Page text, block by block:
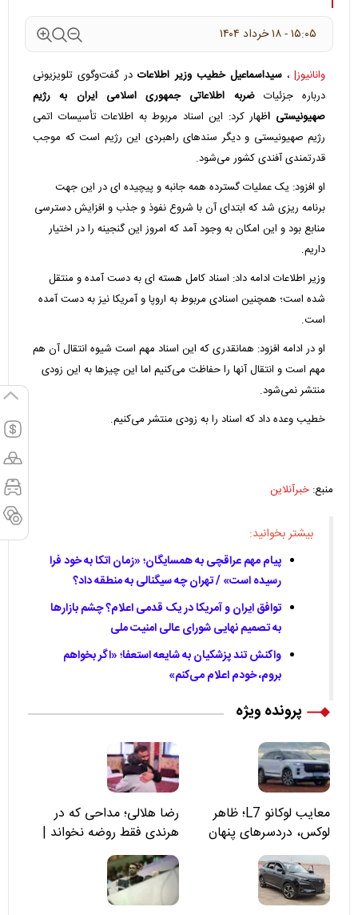
۱۵:۰۵ - ۱۸ خرداد ۱۴۰۴
وانانیوز| ، سیداسماعیل خطیب وزیر اطلاعاتدر گفت‌وگوی تلویزیونی
درباره جزئیات ضربه اطلاعاتی جمهوری اسلامی ایران به رژیم
صهیونیستی اظهار کرد: این اسناد مربوط به اطلاعات تأسیسات اتمی
رژیم صهیونیستی و دیگر سندهای راهبردی این رژیم است که موجب
قدرتمندی آفندی کشور می‌شود.
او افزود: یک عملیات گسترده همه جانبه و پیچیده ای در این جهت
برنامه ریزی شد که ابتدای آن با شروع نفوذ و جذب و افزایش دسترسی
منابع بود و این امکان به وجود آمد که امروز این گنجینه را در اختیار
داریم.
وزیر اطلاعات ادامه داد: اسناد کامل هسته ای به دست آمده و منتقل
شده است؛ همچنین اسنادی مربوط به اروپا و آمریکا نیز به دست آمده
است.
او در ادامه افزود: همانقدری که این اسناد مهم است شیوه انتقال آن هم
مهم است و انتقال آنها را حفاظت می‌کنیم اما این چیزها به این زودی
منتشر نمی‌شود.
خطیب وعده داد که اسناد را به زودی منتشر می‌کنیم.
منبع: خبرآنلاین
بیشتر بخوانید:
پیام مهم عراقچی به همسایگان؛ «زمان اتکا به خود فرا
رسیده است» / تهران چه سیگنالی به منطقه داد؟
توافق ایران و آمریکا در یک قدمی اعلام؟ چشم بازارها
به تصمیم نهایی شورای عالی امنیت ملی
واکنش تند پزشکیان به شایعه استعفا؛ «اگر بخواهم
بروم، خودم اعلام می‌کنم»
پرونده ویژه
معایب لوکانو L7؛ ظاهر
لوکس، دردسرهای پنهان
رضا هلالی؛ مداحی که در
هرندی فقط روضه نخواند |
مسئولان «تکیه‌گاه آقا مرتضی
علی(ع)» را جدی‌تر ببینند